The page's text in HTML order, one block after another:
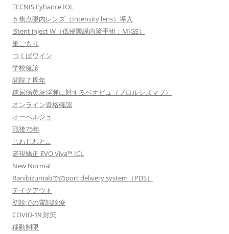
TECNIS Eyhance IOL
５焦点眼内レンズ（Intensity lens）導入
iStent inject W（低侵襲緑内障手術：MIGS）
巣ごもり
つくばワイン
学校健診
開院７周年
糖尿病黄斑浮腫に対するベオビュ（ブロルシズマブ）
オンライン資格確認
オーベルジュ
戦後75年
じわじわと…
老視矯正 EVO Viva™ ICL
New Normal
Ranibizumabでのport delivery system（PDS）
テイクアウト
初診での電話診療
COVID-19 対策
移動制限